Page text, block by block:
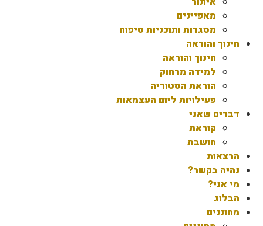
מאפיינים
מסגרות ותוכניות טיפוח
חינוך והוראה
חינוך והוראה
למידה מרחוק
הוראת הסטוריה
פעילויות ליום העצמאות
דברים שאני
קוראת
חושבת
הרצאות
נהיה בקשר?
מי אני?
הבלוג
מחוננים